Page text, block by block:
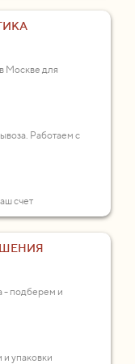
Москве для
Работаем с
счет
- подберем и
упаковки